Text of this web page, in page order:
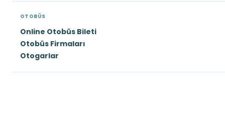
OTOBÜS
Online Otobüs Bileti
Otobüs Firmaları
Otogarlar